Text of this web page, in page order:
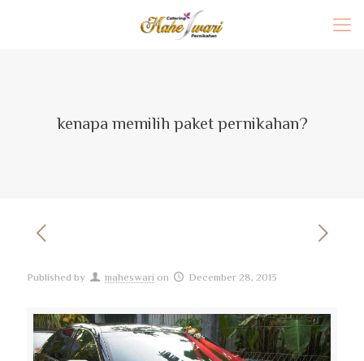
kenapa memilih paket pernikahan?
Published by maheswari on December 28, 2013